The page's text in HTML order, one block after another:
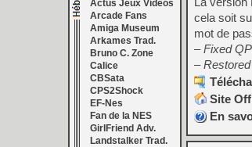
Actus Jeux Vidéos
Arcade Fans
Amiga Museum
Arkames Trad.
Bruno C. Zone
Calice
CBSata
CPS2Shock
EF-Nes
Fan de la NES
GirlFriend Adv.
Landstalker Trad.
cela soit
mot de
– Fixed
–
Site
En